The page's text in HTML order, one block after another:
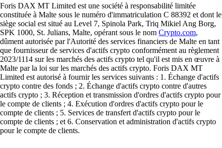
Foris DAX MT Limited est une société à responsabilité limitée
constituée à Malte sous le numéro d'immatriculation C 88392 et dont le
siège social est situé au Level 7, Spinola Park, Triq Mikiel Ang Borg,
SPK 1000, St. Julians, Malte, opérant sous le nom Crypto.com,
dûment autorisée par l'Autorité des services financiers de Malte en tant
que fournisseur de services d'actifs crypto conformément au règlement
2023/1114 sur les marchés des actifs crypto tel qu'il est mis en œuvre à
Malte par la loi sur les marchés des actifs crypto. Foris DAX MT
Limited est autorisé à fournir les services suivants : 1. Échange d'actifs
crypto contre des fonds ; 2. Échange d'actifs crypto contre d'autres
actifs crypto ; 3. Réception et transmission d'ordres d'actifs crypto pour
le compte de clients ; 4. Exécution d'ordres d'actifs crypto pour le
compte de clients ; 5. Services de transfert d'actifs crypto pour le
compte de clients ; et 6. Conservation et administration d'actifs crypto
pour le compte de clients.